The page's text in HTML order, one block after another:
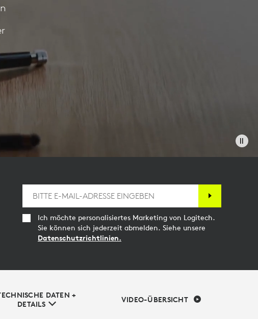
Ich möchte personalisiertes Marketing von Logitech.
Sie können sich jederzeit abmelden. Siehe unsere
Datenschutzrichtlinien.
DATEN +
DETAILS
VIDEO-ÜBERSICHT